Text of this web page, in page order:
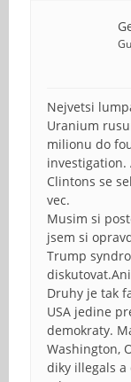
Nejvetsi
Uranium
milionu do
investigation.
Clintons se
vec.
Musim si
jsem si
Trump
Druhy je tak
USA jedine
demokraty.
Washington,
diky illegals a